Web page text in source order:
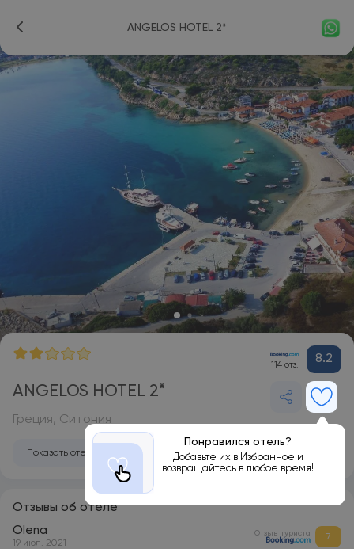
ANGELOS HOTEL 2*
114 отз. 8.2
ANGELOS HOTEL 2*
Понравился отель?
Добавьте их в Избранное и
возвращайтесь в любое время!
Греция, Ситония
Показать отель на карте
Отзывы об отеле
Olena
19 июл. 2021
Отзыв туриста 7